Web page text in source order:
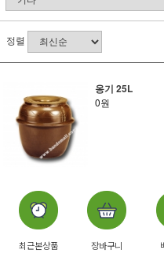
정렬
옹기 25L
0원
최근본상품 장바구니